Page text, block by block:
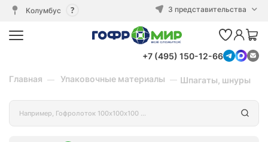
Колумбус 3 представительства
+7 (495) 150-12-66
Главная Упаковочные материалы Шпагаты, шнуры